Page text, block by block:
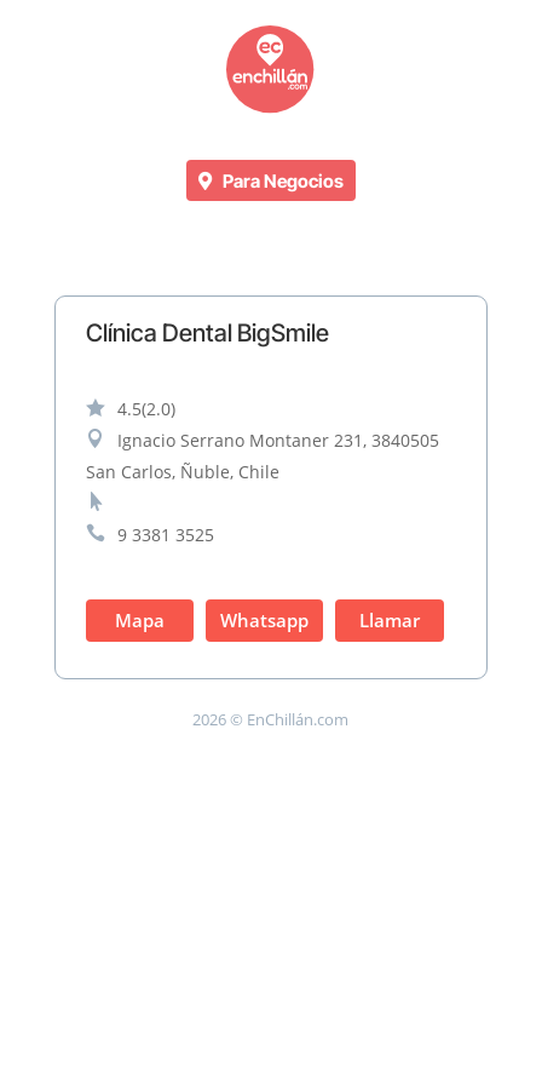
Para Negocios
Clínica Dental BigSmile
 4.5(2.0)

Ignacio Serrano Montaner 231, 3840505
San Carlos, Ñuble, Chile


9 3381 3525
Mapa Whatsapp Llamar
2026 © EnChillán.com